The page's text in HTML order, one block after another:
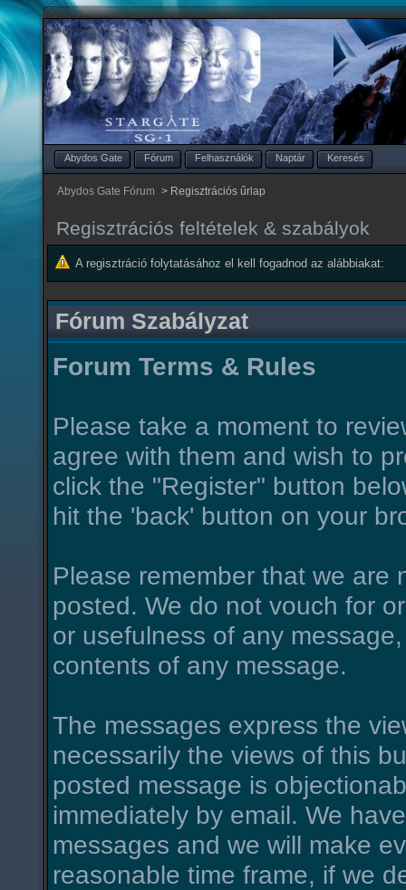
Abydos Gate Fórum Felhasználók Naptár Keresés
Abydos Gate Fórum > Regisztrációs űrlap
Regisztrációs feltételek & szabályok
A regisztráció folytatásához el kell fogadnod az alábbiakat:
Fórum Szabályzat
Forum Terms & Rules
Please take a moment to
agree with them and wish to
click the "Register" button
hit the 'back' button on your
Please remember that we are
posted. We do not vouch for
or usefulness of any
contents of any message.
The messages express the
necessarily the views of this
posted message is
immediately by email. We
messages and we will make
reasonable time frame, if we